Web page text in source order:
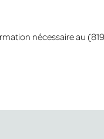
nécessaire au